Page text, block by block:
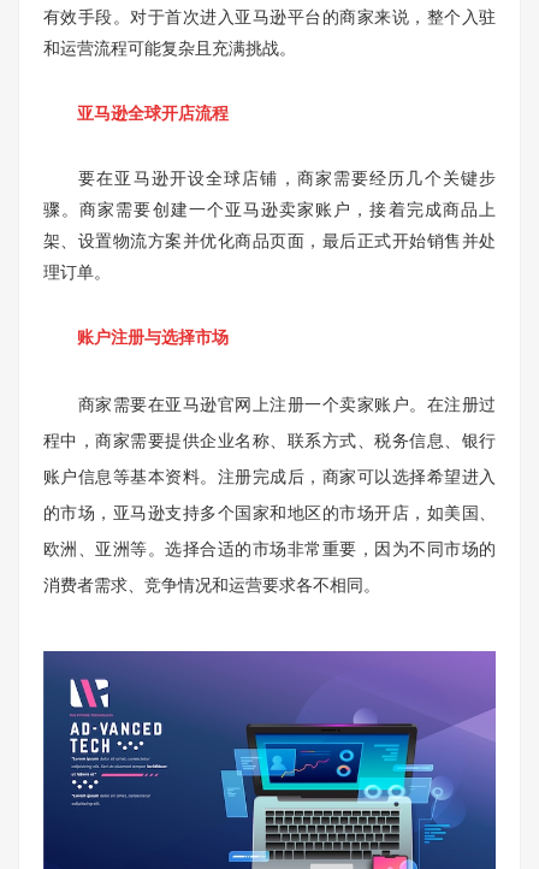
有效手段。对于首次进入亚马逊平台的商家来说，整个入驻
和运营流程可能复杂且充满挑战。
亚马逊全球开店流程
要在亚马逊开设全球店铺，商家需要经历几个关键步
骤。商家需要创建一个亚马逊卖家账户，接着完成商品上
架、设置物流方案并优化商品页面，最后正式开始销售并处
理订单。
账户注册与选择市场
商家需要在亚马逊官网上注册一个卖家账户。在注册过
程中，商家需要提供企业名称、联系方式、税务信息、银行
账户信息等基本资料。注册完成后，商家可以选择希望进入
的市场，亚马逊支持多个国家和地区的市场开店，如美国、
欧洲、亚洲等。选择合适的市场非常重要，因为不同市场的
消费者需求、竞争情况和运营要求各不相同。